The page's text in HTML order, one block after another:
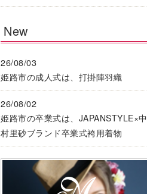
New
26/08/03
姫路市の成人式は、打掛陣羽織
26/08/02
姫路市の卒業式は、JAPANSTYLE×中
村里砂ブランド卒業式袴用着物